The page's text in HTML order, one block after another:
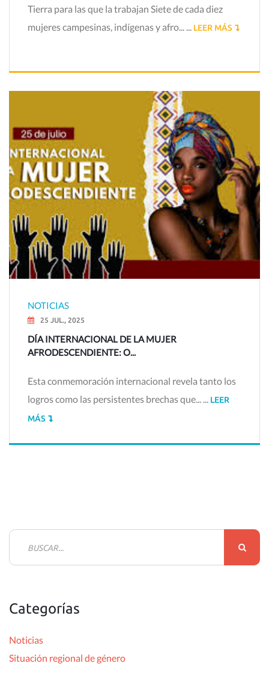
Tierra para las que la trabajan Siete de cada diez
mujeres campesinas, indígenas y afro... ... LEER MÁS
NOTICIAS
25 JUL., 2025
DÍA INTERNACIONAL DE LA MUJER
AFRODESCENDIENTE: O...
Esta conmemoración internacional revela tanto los
logros como las persistentes brechas que... ... LEER
MÁS
a
:
Categorías
Noticias
Situación regional de género